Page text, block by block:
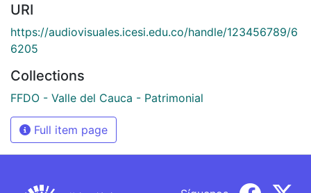
URI
https://audiovisuales.icesi.edu.co/handle/123456789/6
6205
Collections
FFDO - Valle del Cauca - Patrimonial
Full item page